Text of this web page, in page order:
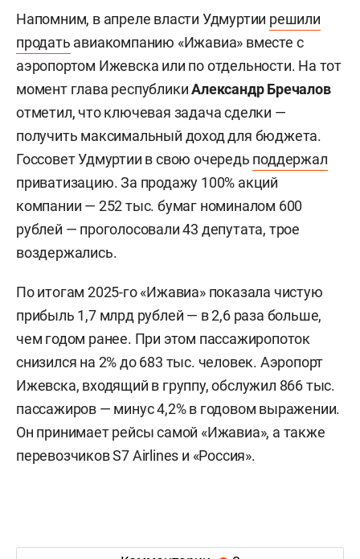
Напомним, в апреле власти Удмуртии решили
продать авиакомпанию «Ижавиа» вместе с
аэропортом Ижевска или по отдельности. На тот
момент глава республикиАлександр Бречалов
отметил, что ключевая задача сделки —
получить максимальный доход для бюджета.
Госсовет Удмуртии в свою очередь поддержал
приватизацию. За продажу 100% акций
компании — 252 тыс. бумаг номиналом 600
рублей — проголосовали 43 депутата, трое
воздержались.
По итогам 2025-го «Ижавиа» показала чистую
прибыль 1,7 млрд рублей — в 2,6 раза больше,
чем годом ранее. При этом пассажиропоток
снизился на 2% до 683 тыс. человек. Аэропорт
Ижевска, входящий в группу, обслужил 866 тыс.
пассажиров — минус 4,2% в годовом выражении.
Он принимает рейсы самой «Ижавиа», а также
перевозчиков S7 Airlines и «Россия».